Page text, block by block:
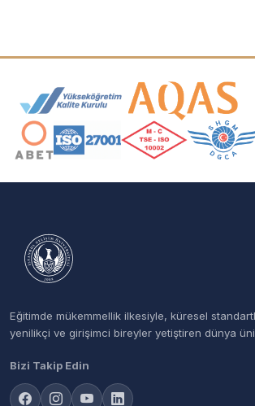
Akreditasyon ve Üyelik
Eğitimde mükemmellik ilkesiyle, küresel
yenilikçi ve girişimci bireyler yetiştiren dünya
Bizi Takip Edin